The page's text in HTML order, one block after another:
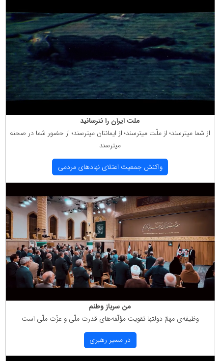
ملت ایران را نترسانید
از شما میترسند؛ از ملّت میترسند؛ از ایمانتان میترسند؛ از حضور شما در صحنه
میترسند
واكنش جمعیت اعتلای نهادهای مردمی
من سرباز وطنم
وظیفه‌ی مهمّ دولتها تقویت مؤلّفه‌های قدرت ملّی و عزّت ملّی است
در مسیر رهبری